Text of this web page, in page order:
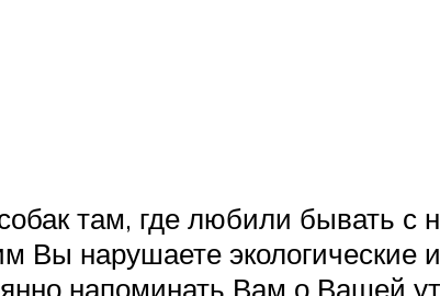
там, где любили бывать
Вы нарушаете
напоминать Вам о Вашей